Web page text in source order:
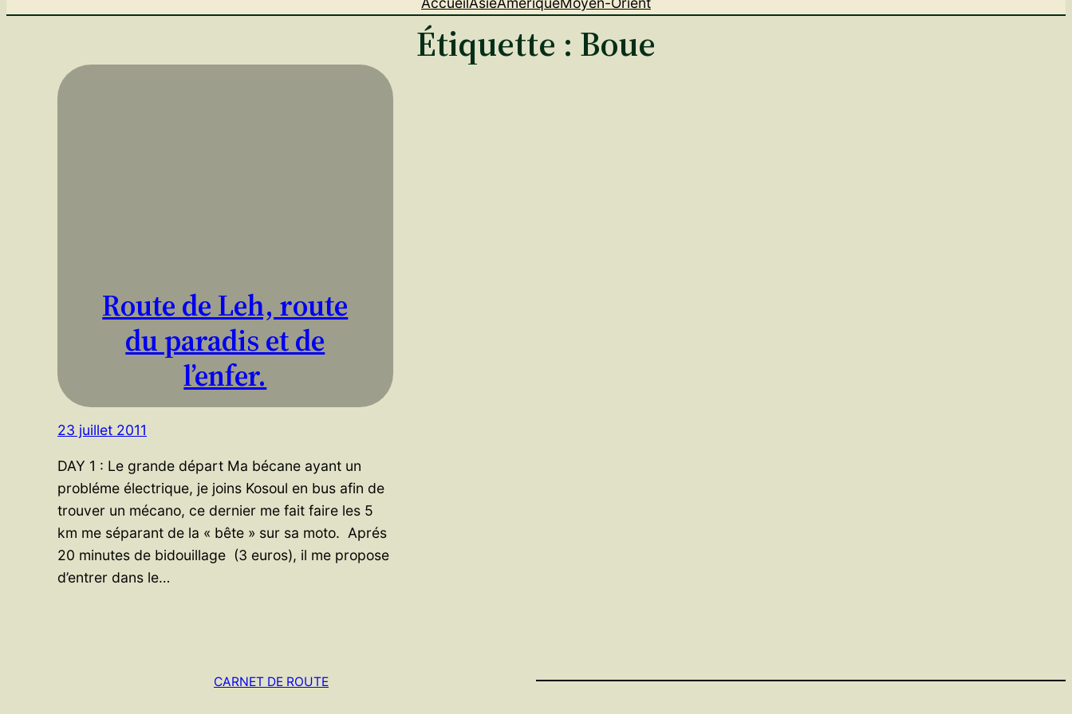
Étiquette : Boue
Route de Leh, route
du paradis et de
l’enfer.
23 juillet 2011
DAY 1 : Le grande départ Ma bécane ayant un
probléme électrique, je joins Kosoul en bus afin de
trouver un mécano, ce dernier me fait faire les 5
km me séparant de la « bête » sur sa moto. Aprés
20 minutes de bidouillage (3 euros), il me propose
d’entrer dans le…
CARNET DE ROUTE